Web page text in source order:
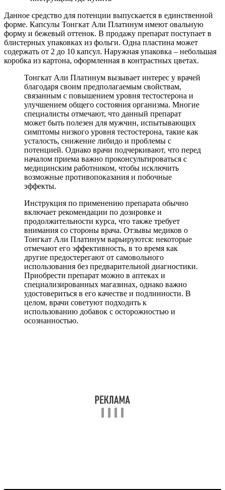
Данное средство для потенции выпускается в единственной
форме. Капсулы Тонгкат Али Платинум имеют овальную
форму и бежевый оттенок. В продажу препарат поступает в
блистерных упаковках из фольги. Одна пластина может
содержать от 2 до 10 капсул. Наружная упаковка – небольшая
коробка из картона, оформленная в контрастных цветах.
Тонгкат Али Платинум вызывает интерес у врачей
благодаря своим предполагаемым свойствам,
связанным с повышением уровня тестостерона и
улучшением общего состояния организма. Многие
специалисты отмечают, что данный препарат
может быть полезен для мужчин, испытывающих
симптомы низкого уровня тестостерона, такие как
усталость, снижение либидо и проблемы с
потенцией. Однако врачи подчеркивают, что перед
началом приема важно проконсультироваться с
медицинским работником, чтобы исключить
возможные противопоказания и побочные
эффекты.
Инструкция по применению препарата обычно
включает рекомендации по дозировке и
продолжительности курса, что также требует
внимания со стороны врача. Отзывы медиков о
Тонгкат Али Платинум варьируются: некоторые
отмечают его эффективность, в то время как
другие предостерегают от самовольного
использования без предварительной диагностики.
Приобрести препарат можно в аптеках и
специализированных магазинах, однако важно
удостовериться в его качестве и подлинности. В
целом, врачи советуют подходить к
использованию добавок с осторожностью и
осознанностью.